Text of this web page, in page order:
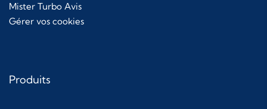
Mister Turbo Avis
Gérer vos cookies
Produits